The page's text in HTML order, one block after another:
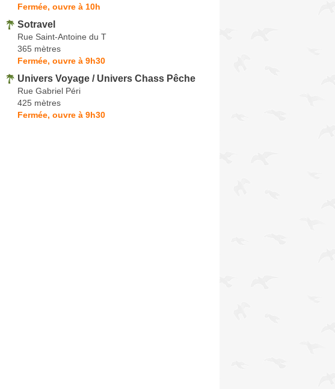
Fermée, ouvre à 10h
Sotravel
Rue Saint-Antoine du T
365 mètres
Fermée, ouvre à 9h30
Univers Voyage / Univers Chass Pêche
Rue Gabriel Péri
425 mètres
Fermée, ouvre à 9h30